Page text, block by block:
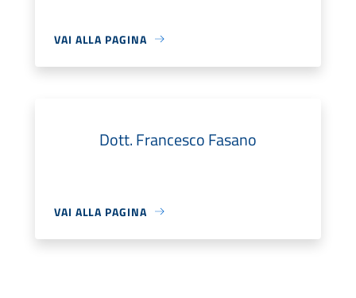
VAI ALLA PAGINA
Dott. Francesco Fasano
VAI ALLA PAGINA